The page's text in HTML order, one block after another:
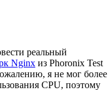
реальный
Nginx из Phoronix Test
я не мог более
CPU, поэтому